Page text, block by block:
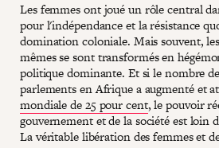
Les femmes ont joué un rôle central
pour l'indépendance et la résistance
domination coloniale. Mais souvent,
mêmes se sont transformés en
politique dominante. Et si le nombre
parlements en Afrique a augmenté et
mondiale de 25 pour cent, le pouvoir
gouvernement et de la société est loin
La véritable libération des femmes et